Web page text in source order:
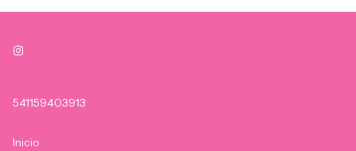
541159403913
Inicio